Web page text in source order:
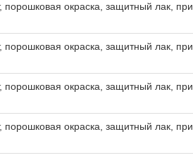
порошковая окраска, защитный лак, при
порошковая окраска, защитный лак, при
порошковая окраска, защитный лак, при
порошковая окраска, защитный лак, при